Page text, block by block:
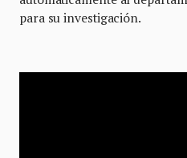
para su investigación.